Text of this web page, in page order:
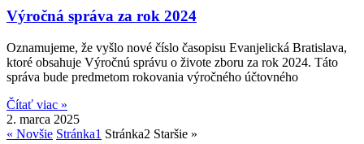
Výročná správa za rok 2024
Oznamujeme, že vyšlo nové číslo časopisu Evanjelická Bratislava,
ktoré obsahuje Výročnú správu o živote zboru za rok 2024. Táto
správa bude predmetom rokovania výročného účtovného
Čítať viac »
2. marca 2025
« Novšie Stránka1 Stránka2 Staršie »